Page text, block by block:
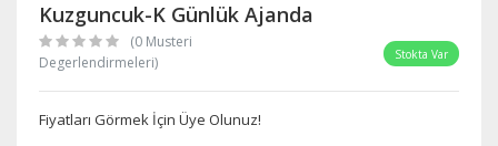
Kuzguncuk-K Günlük Ajanda
(0 Musteri
Degerlendirmeleri)
Stokta Var
Fiyatları Görmek İçin Üye Olunuz!